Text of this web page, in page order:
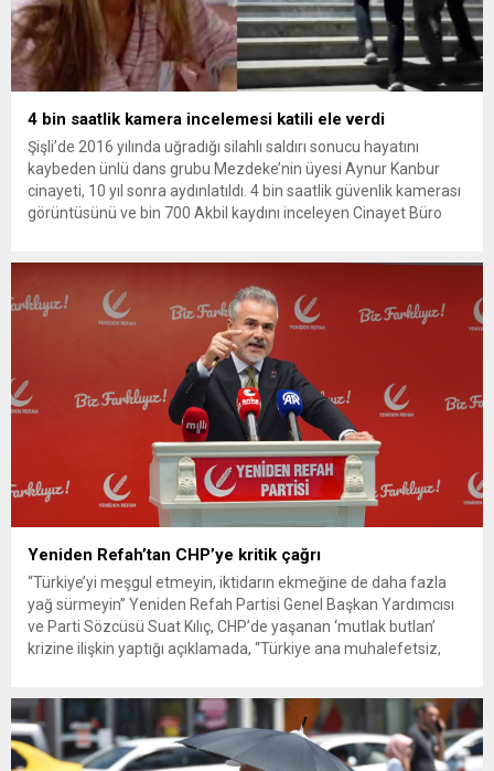
4 bin saatlik kamera incelemesi katili ele verdi
Şişli’de 2016 yılında uğradığı silahlı saldırı sonucu hayatını
kaybeden ünlü dans grubu Mezdeke’nin üyesi Aynur Kanbur
cinayeti, 10 yıl sonra aydınlatıldı. 4 bin saatlik güvenlik kamerası
görüntüsünü ve bin 700 Akbil kaydını inceleyen Cinayet Büro
Yeniden Refah’tan CHP’ye kritik çağrı
“Türkiye’yi meşgul etmeyin, iktidarın ekmeğine de daha fazla
yağ sürmeyin” Yeniden Refah Partisi Genel Başkan Yardımcısı
ve Parti Sözcüsü Suat Kılıç, CHP’de yaşanan ‘mutlak butlan’
krizine ilişkin yaptığı açıklamada, “Türkiye ana muhalefetsiz,
olun. Türkiye’yi...